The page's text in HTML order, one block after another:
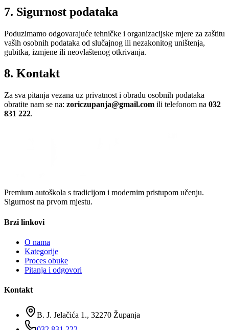
7. Sigurnost podataka
Poduzimamo odgovarajuće tehničke i organizacijske mjere za zaštitu
vaših osobnih podataka od slučajnog ili nezakonitog uništenja,
gubitka, izmjene ili neovlaštenog otkrivanja.
8. Kontakt
Za sva pitanja vezana uz privatnost i obradu osobnih podataka
obratite nam se na: zoriczupanja@gmail.com ili telefonom na 032
831 222.
Premium autoškola s tradicijom i modernim pristupom učenju.
Sigurnost na prvom mjestu.
Brzi linkovi
O nama
Kategorije
Proces obuke
Pitanja i odgovori
Kontakt
B. J. Jelačića 1., 32270 Županja